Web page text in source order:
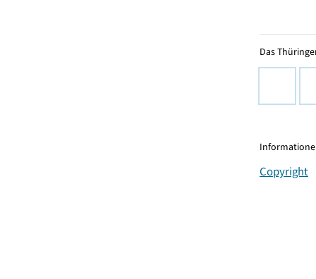
Das
Copyright